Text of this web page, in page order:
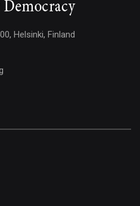
Helsinki, Finland